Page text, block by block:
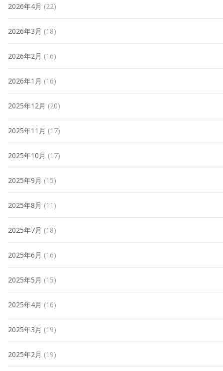
2026年4月 (22)
2026年3月 (18)
2026年2月 (16)
2026年1月 (16)
2025年12月 (20)
2025年11月 (17)
2025年10月 (17)
2025年9月 (15)
2025年8月 (11)
2025年7月 (18)
2025年6月 (16)
2025年5月 (15)
2025年4月 (16)
2025年3月 (19)
2025年2月 (19)